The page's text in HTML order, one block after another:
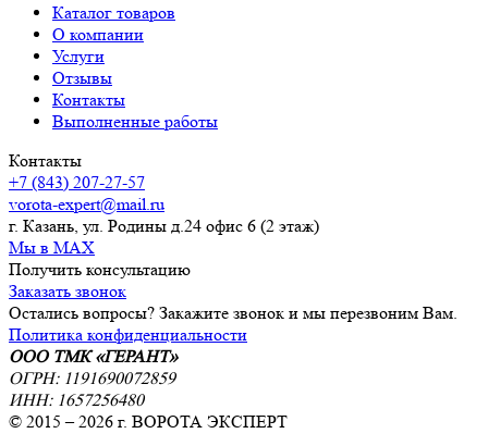
Каталог товаров
О компании
Услуги
Отзывы
Контакты
Выполненные работы
Контакты
+7 (843) 207-27-57
vorota-expert@mail.ru
г. Казань, ул. Родины д.24 офис 6 (2 этаж)
Мы в MAX
Получить консультацию
Заказать звонок
Остались вопросы? Закажите звонок и мы перезвоним Вам.
Политика конфиденциальности
ООО ТМК «ГЕРАНТ»
ОГРН: 1191690072859
ИНН: 1657256480
© 2015 – 2026 г. ВОРОТА ЭКСПЕРТ